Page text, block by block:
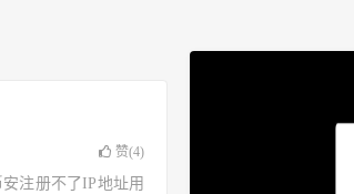
赞(4)
安注册不了IP地址用